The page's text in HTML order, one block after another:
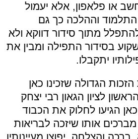
או פלאפון, אלא יעמול
וההלכה כך גם
מתוך סידור דווקא ולא
בסידור התפילה ומבין את
יתקבלו.
הגדולה שזכינו כאן
לציון הגאון רבי יצחק
הגיעו לחלוק את הכבוד
אותו שיזכה לבריאות